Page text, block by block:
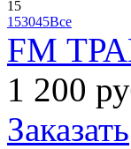
15
153045Все
FM
1 200
Заказать